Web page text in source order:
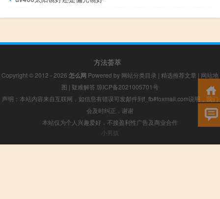
方法荟萃
Copyright © 2012 - 2026 怎么网 Powered by 网站分类目录 | 精选推荐文章 | 网站地
图 | 疑难解答 琼ICP备2021005701号
声明：本站内容来自互联网，如信息有错误可发邮件到f_fb#foxmail.com说明，我们
会及时纠正，谢谢
本站仅为个人兴趣爱好，不接盈利性广告及商业合作
小男孩